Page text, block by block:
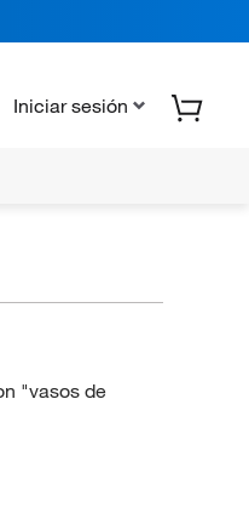
Iniciar sesión
"vasos de